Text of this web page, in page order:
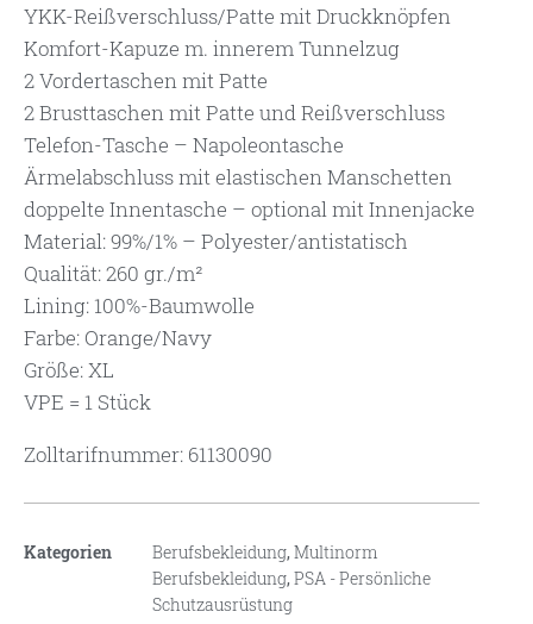
YKK-Reißverschluss/Patte mit Druckknöpfen
Komfort-Kapuze m. innerem Tunnelzug
2 Vordertaschen mit Patte
2 Brusttaschen mit Patte und Reißverschluss
Telefon-Tasche – Napoleontasche
Ärmelabschluss mit elastischen Manschetten
doppelte Innentasche – optional mit Innenjacke
Material: 99%/1% – Polyester/antistatisch
Qualität: 260 gr./m²
Lining: 100%-Baumwolle
Farbe: Orange/Navy
Größe: XL
VPE = 1 Stück
Zolltarifnummer: 61130090
Kategorien Berufsbekleidung,Multinorm
Berufsbekleidung,PSA - Persönliche
Schutzausrüstung